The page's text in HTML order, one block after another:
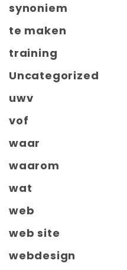
synoniem
te maken
training
Uncategorized
uwv
vof
waar
waarom
wat
web
web site
webdesign